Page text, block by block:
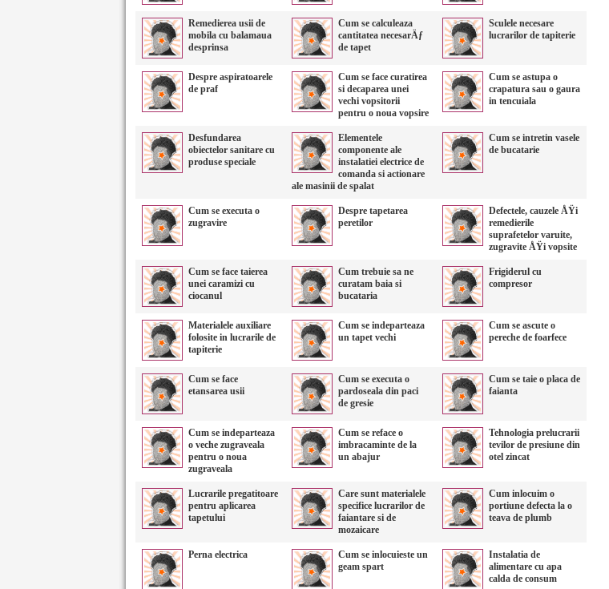
Remedierea usii de
mobila cu balamaua
desprinsa
Cum se calculeaza
cantitatea necesarÄƒ
de tapet
Sculele necesare
lucrarilor de tapiterie
Despre aspiratoarele
de praf
Cum se face curatirea
si decaparea unei
vechi vopsitorii
pentru o noua vopsire
Cum se astupa o
crapatura sau o gaura
in tencuiala
Desfundarea
obiectelor sanitare cu
produse speciale
Elementele
componente ale
instalatiei electrice de
comanda si actionare
ale masinii de spalat
Cum se intretin vasele
de bucatarie
Cum se executa o
zugravire
Despre tapetarea
peretilor
Defectele, cauzele ÅŸi
remedierile
suprafetelor varuite,
zugravite ÅŸi vopsite
Cum se face taierea
unei caramizi cu
ciocanul
Cum trebuie sa ne
curatam baia si
bucataria
Frigiderul cu
compresor
Materialele auxiliare
folosite in lucrarile de
tapiterie
Cum se indeparteaza
un tapet vechi
Cum se ascute o
pereche de foarfece
Cum se face
etansarea usii
Cum se executa o
pardoseala din paci
de gresie
Cum se taie o placa de
faianta
Cum se indeparteaza
o veche zugraveala
pentru o noua
zugraveala
Cum se reface o
imbracaminte de la
un abajur
Tehnologia prelucrarii
tevilor de presiune din
otel zincat
Lucrarile pregatitoare
pentru aplicarea
tapetului
Care sunt materialele
specifice lucrarilor de
faiantare si de
mozaicare
Cum inlocuim o
portiune defecta la o
teava de plumb
Perna electrica
Cum se inlocuieste un
geam spart
Instalatia de
alimentare cu apa
calda de consum